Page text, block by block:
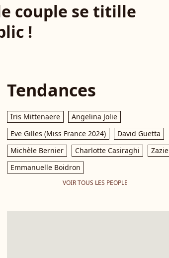
couple se titille
!
Tendances
Iris Mittenaere
Angelina Jolie
Eve Gilles (Miss France 2024)
David Guetta
Michèle Bernier
Charlotte Casiraghi
Zazie
Emmanuelle Boidron
VOIR TOUS LES PEOPLE